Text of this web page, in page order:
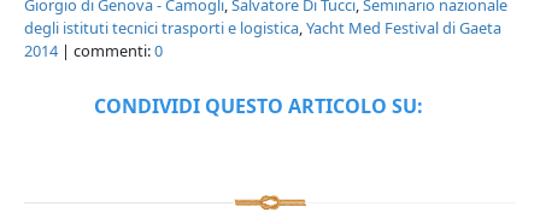
Giorgio di Genova - Camogli,Salvatore Di Tucci,Seminario nazionale
degli istituti tecnici trasporti e logistica,Yacht Med Festival di Gaeta
2014 | commenti:0
CONDIVIDI QUESTO ARTICOLO SU: